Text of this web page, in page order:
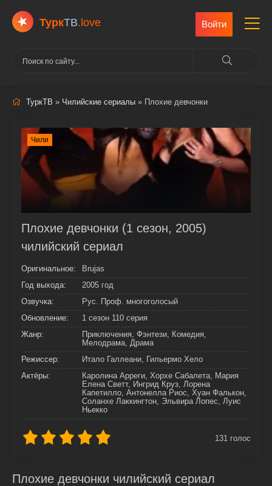
ТуркТВ.love Войти
ТуркТВ » Чилийские сериалы » Плохие девчонки
Чили
Плохие девчонки (1 сезон, 2005)
чилийский сериал
Оригинальное:
Brujas
Год выхода:
2005 год
Озвучка:
Рус. Проф. многоголосый
Обновление:
1 сезон 110 серия
Жанр:
Приключения, Фэнтези, Комедия,
Мелодрама, Драма
Режиссер:
Итало Галлеани, Гильермо Хело
Актёры:
Каролина Арреги, Хорхе Сабалета, Мария
Елена Светт, Ингрид Круз, Лорена
Капетилло, Антонелла Риос, Хуан Фалькон,
Соланхе Лаккингтон, Эльвира Лопес, Луис
Ньекко
131 голос
Плохие девчонки чилийский сериал